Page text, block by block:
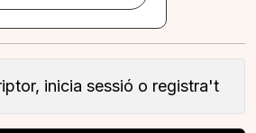
inicia sessió o registra't